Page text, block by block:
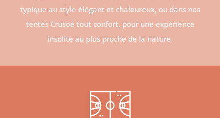
typique au style élégant et chaleureux, ou dans nos
tentes Crusoé tout confort, pour une expérience
insolite au plus proche de la nature.